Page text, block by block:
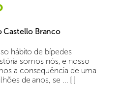
Castello Branco
hábito de bípedes
somos nós, e nosso
a consequência de uma
de anos, se ... [ ]